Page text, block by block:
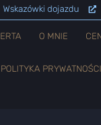
Wskazówki dojazdu
O MNIE
POLITYKA PRYWATNOŚCI